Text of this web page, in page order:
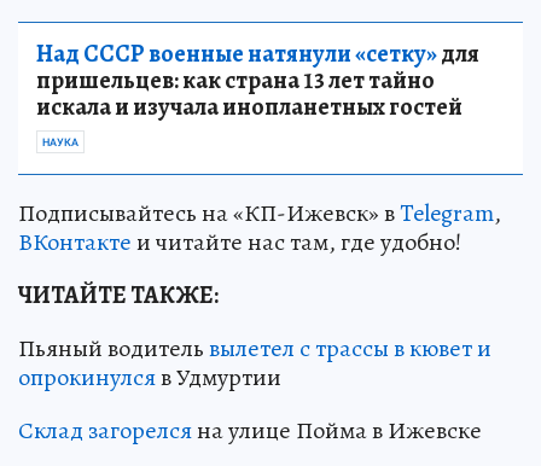
Над СССР военные натянули «сетку»для
пришельцев: как страна 13 лет тайно
искала и изучала инопланетных гостей
НАУКА
Подписывайтесь на «КП-Ижевск» вTelegram,
ВКонтактеи читайте нас там, где удобно!
ЧИТАЙТЕ ТАКЖЕ:
Пьяный водительвылетел с трассы в кювет и
опрокинулсяв Удмуртии
Склад загорелсяна улице Пойма в Ижевске